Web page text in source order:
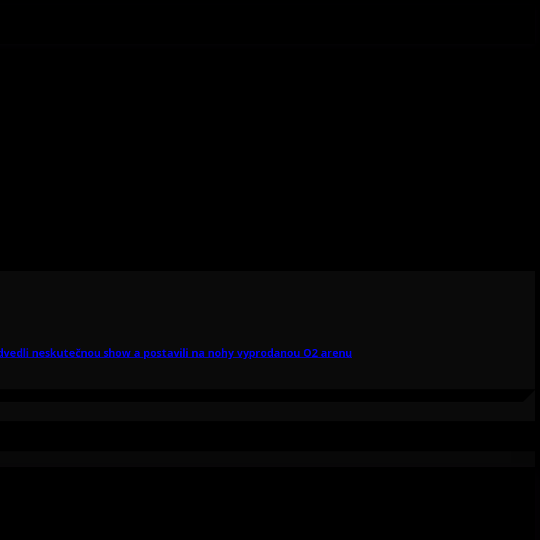
neskutečnou show a postavili na nohy vyprodanou O2 arenu